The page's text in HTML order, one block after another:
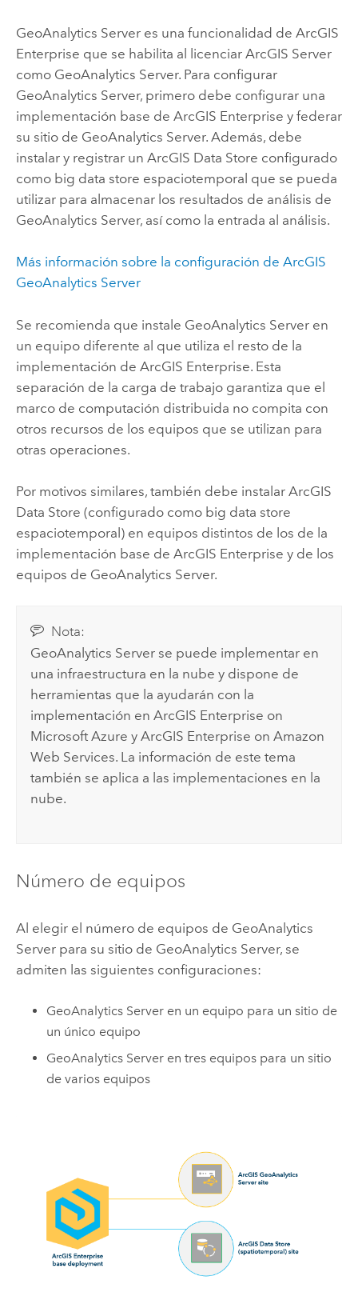
GeoAnalytics Serveres una funcionalidad de ArcGIS
Enterprise que se habilita al licenciar ArcGIS Server
como GeoAnalytics Server. Para configurar
GeoAnalytics Server, primero debe configurar una
implementación base de ArcGIS Enterprise y federar
su sitio de GeoAnalytics Server. Además, debe
instalar y registrar un ArcGIS Data Store configurado
como big data store espaciotemporal que se pueda
utilizar para almacenar los resultados de análisis de
GeoAnalytics Server, así como la entrada al análisis.
Más información sobre la configuración de ArcGIS
GeoAnalytics Server
Se recomienda que instale GeoAnalytics Serveren
un equipo diferente al que utiliza el resto de la
implementación de ArcGIS Enterprise. Esta
separación de la carga de trabajo garantiza que el
marco de computación distribuida no compita con
otros recursos de los equipos que se utilizan para
otras operaciones.
Por motivos similares, también debe instalar ArcGIS
Data Store (configurado como big data store
espaciotemporal) en equipos distintos de los de la
implementación base de ArcGIS Enterprise y de los
equipos de GeoAnalytics Server.
Nota:
GeoAnalytics Server se puede implementar en
una infraestructura en la nube y dispone de
herramientas que la ayudarán con la
implementación enArcGIS Enterprise on
Microsoft Azure yArcGIS Enterprise on Amazon
Web Services. La información de este tema
también se aplica a las implementaciones en la
nube.
Número de equipos
Al elegir el número de equipos de GeoAnalytics
Serverpara su sitio de GeoAnalytics Server, se
admiten las siguientes configuraciones:
GeoAnalytics Server en un equipo para un sitio de
un único equipo
GeoAnalytics Server en tres equipos para un sitio
de varios equipos